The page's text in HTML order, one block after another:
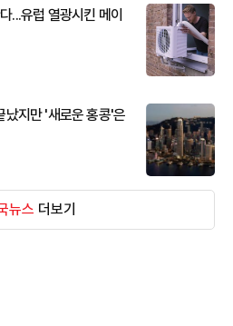
...유럽 열광시킨 메이
났지만 '새로운 홍콩'은
뉴스 더보기